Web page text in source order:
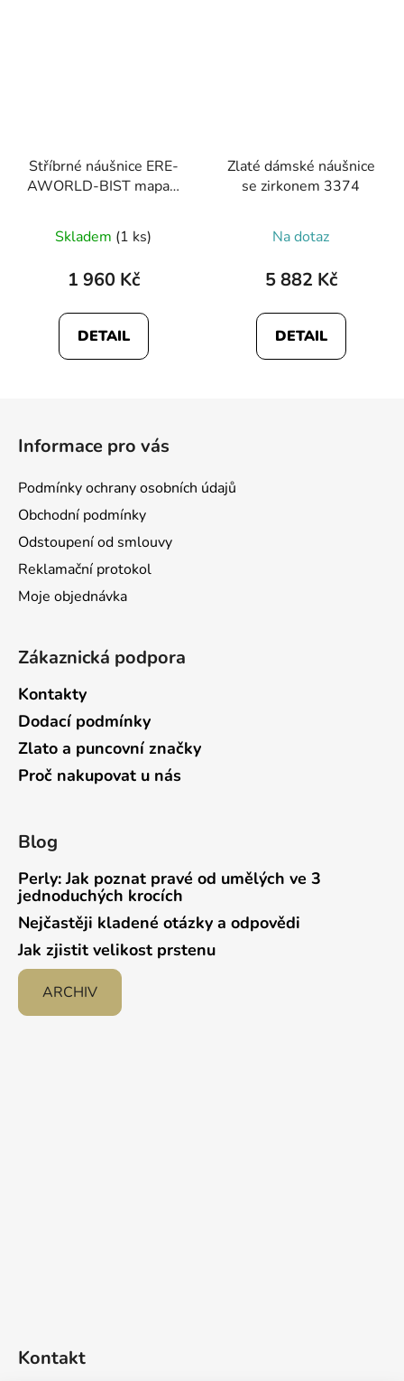
Stříbrné náušnice ERE-
AWORLD-BIST mapa a
Skladem (1 ks)
1 960 Kč
DETAIL
Zlaté dámské náušnice
se zirkonem 3374
Na dotaz
5 882 Kč
DETAIL
Informace pro vás
Podmínky ochrany osobních údajů
Obchodní podmínky
Odstoupení od smlouvy
Reklamační protokol
Moje objednávka
Zákaznická podpora
Kontakty
Dodací podmínky
Zlato a puncovní značky
Proč nakupovat u nás
Blog
Perly: Jak poznat pravé od umělých ve 3
jednoduchých krocích
Nejčastěji kladené otázky a odpovědi
Jak zjistit velikost prstenu
ARCHIV
Kontakt